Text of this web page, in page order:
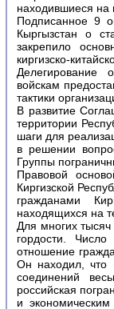
находившиеся на
Подписанное 9
Кыргызстан о
закрепило
киргизско-
Делегирование
войскам
тактики
В развитие
территории
шаги для
в решении
Группы
Правовой
Киргизской
гражданами
находящихся на
Для многих
гордости.
отношение
Он находил, что
соединений
российская
и